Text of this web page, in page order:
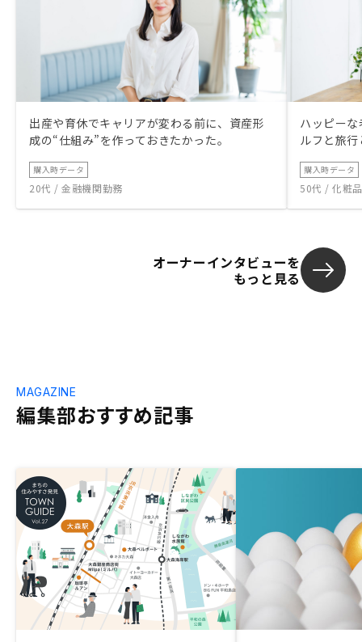
出産や育休でキャリアが変わる前に、資産形
成の“仕組み”を作っておきたかった。
購入時データ
20代 / 金融機関勤務
ハッピー
ルフと旅
購入時データ
50代 / 化粧
オーナーインタビューを
もっと見る
編集部おすすめ記事
MAGAZINE